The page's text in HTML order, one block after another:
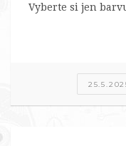
Vyberte si jen